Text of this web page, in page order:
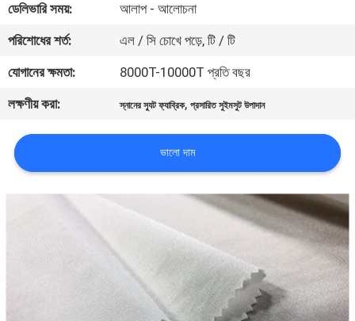
মান
নিয়ন্ত্রণ
যোগাযোগ
খবর
ডেলিভারি সময়:
আলাপ - আলোচনা
পরিশোধের শর্ত:
এল / সি চোখে পড়ে, টি / টি
যোগানের ক্ষমতা:
8000T-10000T প্রতি বছর
লক্ষণীয় করা:
স্নানের স্যুট ফ্যাব্রিক,প্রসারিত সুইমসুট উপাদান
ভালো দাম